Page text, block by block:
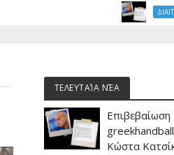
ΔΙΑΙΤΗΣΙΑ
ΤΕΛΕΥΤΑΊΑ ΝΈΑ
Επιβεβαίωση
Κώστα